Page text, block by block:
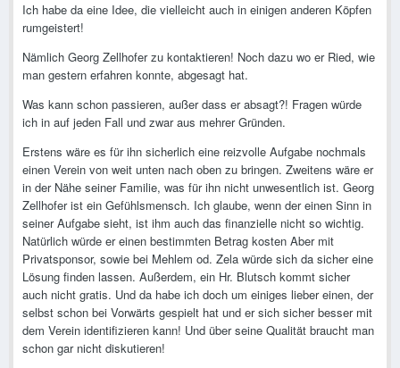
Ich habe da eine Idee, die vielleicht auch in einigen anderen Köpfen
rumgeistert!
Nämlich Georg Zellhofer zu kontaktieren! Noch dazu wo er Ried, wie
man gestern erfahren konnte, abgesagt hat.
Was kann schon passieren, außer dass er absagt?! Fragen würde
ich in auf jeden Fall und zwar aus mehrer Gründen.
Erstens wäre es für ihn sicherlich eine reizvolle Aufgabe nochmals
einen Verein von weit unten nach oben zu bringen. Zweitens wäre er
in der Nähe seiner Familie, was für ihn nicht unwesentlich ist. Georg
Zellhofer ist ein Gefühlsmensch. Ich glaube, wenn der einen Sinn in
seiner Aufgabe sieht, ist ihm auch das finanzielle nicht so wichtig.
Natürlich würde er einen bestimmten Betrag kosten Aber mit
Privatsponsor, sowie bei Mehlem od. Zela würde sich da sicher eine
Lösung finden lassen. Außerdem, ein Hr. Blutsch kommt sicher
auch nicht gratis. Und da habe ich doch um einiges lieber einen, der
selbst schon bei Vorwärts gespielt hat und er sich sicher besser mit
dem Verein identifizieren kann! Und über seine Qualität braucht man
schon gar nicht diskutieren!